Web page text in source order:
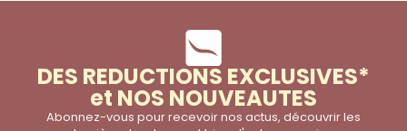
DES REDUCTIONS EXCLUSIVES*
et NOS NOUVEAUTES
Abonnez-vous pour recevoir nos actus, découvrir les